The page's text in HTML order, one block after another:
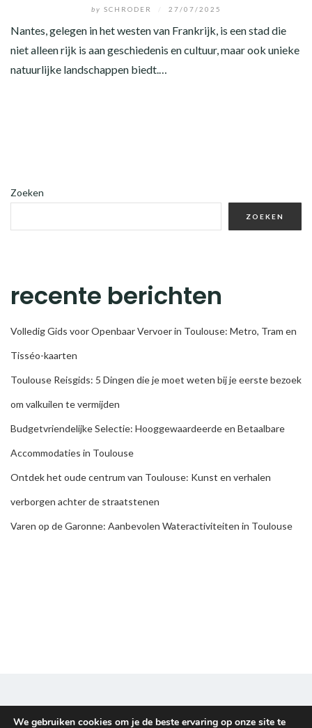
by SCHRODER 27/07/2025
Nantes, gelegen in het westen van Frankrijk, is een stad die
niet alleen rijk is aan geschiedenis en cultuur, maar ook unieke
natuurlijke landschappen biedt.…
Zoeken
ZOEKEN
recente berichten
Volledig Gids voor Openbaar Vervoer in Toulouse: Metro, Tram en
Tisséo-kaarten
Toulouse Reisgids: 5 Dingen die je moet weten bij je eerste bezoek
om valkuilen te vermijden
Budgetvriendelijke Selectie: Hooggewaardeerde en Betaalbare
Accommodaties in Toulouse
Ontdek het oude centrum van Toulouse: Kunst en verhalen
verborgen achter de straatstenen
Varen op de Garonne: Aanbevolen Wateractiviteiten in Toulouse
Disclaimer & Privacy policy
We gebruiken cookies om je de beste ervaring op onze site te